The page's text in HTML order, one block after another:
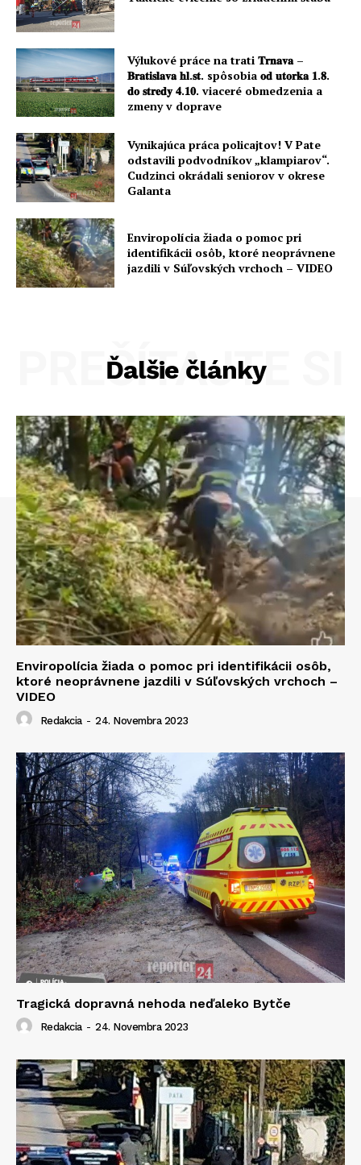
Výlukové práce na trati 𝐓𝐫𝐧𝐚𝐯𝐚 –
𝐁𝐫𝐚𝐭𝐢𝐬𝐥𝐚𝐯𝐚 𝐡𝐥.𝐬𝐭. spôsobia 𝐨𝐝 𝐮𝐭𝐨𝐫𝐤𝐚 𝟏.𝟖.
𝐝𝐨 𝐬𝐭𝐫𝐞𝐝𝐲 𝟒.𝟏𝟎. viaceré obmedzenia a
zmeny v doprave
Vynikajúca práca policajtov! V Pate
odstavili podvodníkov „klampiarov“.
Cudzinci okrádali seniorov v okrese
Galanta
Enviropolícia žiada o pomoc pri
identifikácii osôb, ktoré neoprávnene
jazdili v Súľovských vrchoch – VIDEO
Ďalšie články
PREČÍTAJTE SI
Enviropolícia žiada o pomoc pri identifikácii osôb,
ktoré neoprávnene jazdili v Súľovských vrchoch –
VIDEO
Redakcia - 24. Novembra 2023
Tragická dopravná nehoda neďaleko Bytče
Redakcia - 24. Novembra 2023